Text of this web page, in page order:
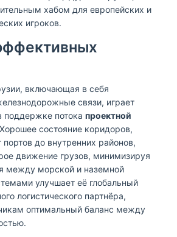
хабом для европейских и
игроков.
включающая в себя
связи, играет
поддержке потока проектной
состояние коридоров,
до внутренних районов,
движение грузов, минимизируя
между морской и наземной
улучшает её глобальный
логистического партнёра,
оптимальный баланс между